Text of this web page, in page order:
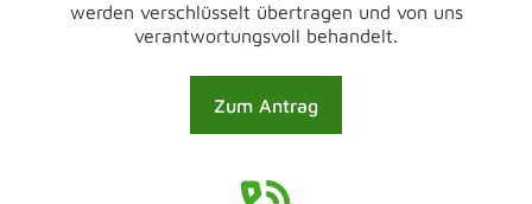
werden verschlüsselt übertragen und von uns
verantwortungsvoll behandelt.
Zum Antrag